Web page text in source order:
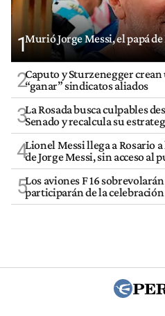
1Murió Jorge Messi, el papá
2Caputo y Sturzenegger
“ganar” sindicatos aliados
3La Rosada busca culpables
Senado y recalcula su
4Lionel Messi llega a Rosario
de Jorge Messi, sin acceso al
5Los aviones F 16
participarán de la celebración